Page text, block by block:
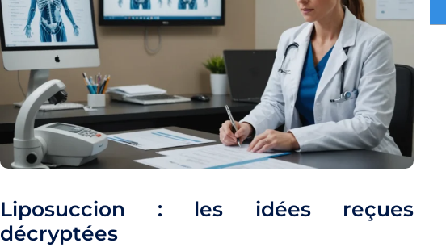
Liposuccion : les idées reçues
décryptées